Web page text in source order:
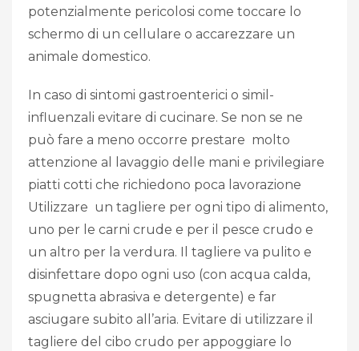
potenzialmente pericolosi come toccare lo
schermo di un cellulare o accarezzare un
animale domestico.
In caso di sintomi gastroenterici o simil-
influenzali evitare di cucinare. Se non se ne
può fare a meno occorre prestare molto
attenzione al lavaggio delle mani e privilegiare
piatti cotti che richiedono poca lavorazione
Utilizzare un tagliere per ogni tipo di alimento,
uno per le carni crude e per il pesce crudo e
un altro per la verdura. Il tagliere va pulito e
disinfettare dopo ogni uso (con acqua calda,
spugnetta abrasiva e detergente) e far
asciugare subito all’aria. Evitare di utilizzare il
tagliere del cibo crudo per appoggiare lo